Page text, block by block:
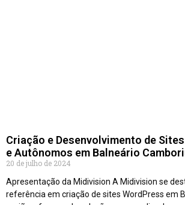
Criação e Desenvolvimento de
e Autônomos em Balneário
20 de julho de 2024
Apresentação da Midivision A Midivision se
referência em criação de sites WordPress em